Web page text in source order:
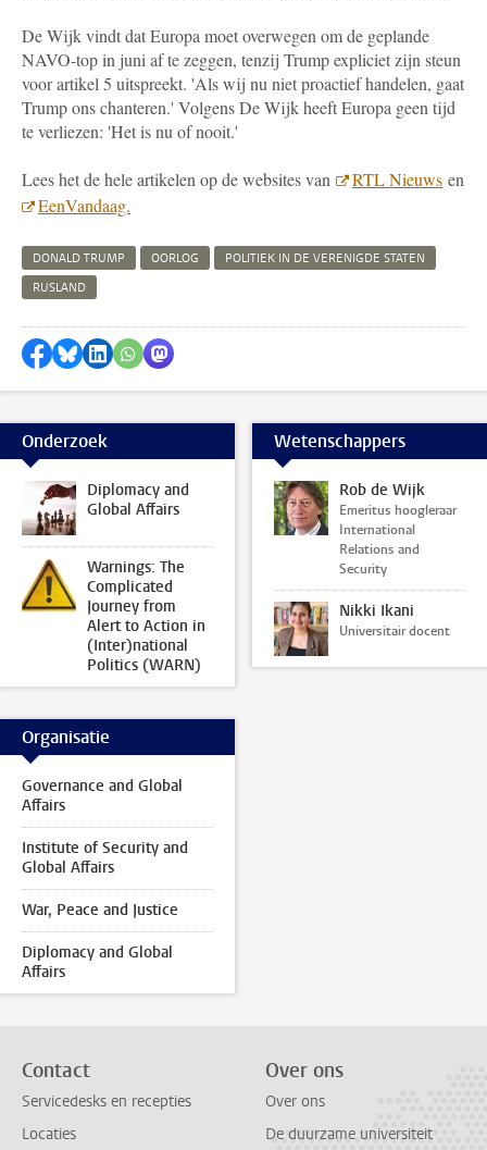
De Wijk vindt dat Europa moet overwegen om de geplande
NAVO-top in juni af te zeggen, tenzij Trump expliciet zijn steun
voor artikel 5 uitspreekt. 'Als wij nu niet proactief handelen, gaat
Trump ons chanteren.' Volgens De Wijk heeft Europa geen tijd
te verliezen: 'Het is nu of nooit.'
Lees het de hele artikelen op de websites van RTL Nieuws en
EenVandaag.
DONALD TRUMP OORLOG
POLITIEK IN DE VERENIGDE STATEN
RUSLAND
Delen op Facebook
Delen via Bluesky
Delen op LinkedIn
Delen via WhatsApp
Delen via Mastodon
Onderzoek
Diplomacy and
Global Affairs
Warnings: The
Complicated
Journey from
Alert to Action in
(Inter)national
Politics (WARN)
Wetenschappers
Rob de Wijk
Emeritus hoogleraar
International
Relations and
Security
Nikki Ikani
Universitair docent
Organisatie
Governance and Global
Affairs
Institute of Security and
Global Affairs
War, Peace and Justice
Diplomacy and Global
Affairs
Contact
Servicedesks en recepties
Locaties
Over ons
Over ons
De duurzame universiteit